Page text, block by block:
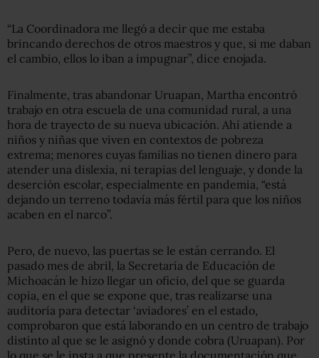
“La Coordinadora me llegó a decir que me estaba
brincando derechos de otros maestros y que, si me daban
el cambio, ellos lo iban a impugnar”, dice enojada.
Finalmente, tras abandonar Uruapan, Martha encontró
trabajo en otra escuela de una comunidad rural, a una
hora de trayecto de su nueva ubicación. Ahí atiende a
niños y niñas que viven en contextos de pobreza
extrema; menores cuyas familias no tienen dinero para
atender una dislexia, ni terapias del lenguaje, y donde la
deserción escolar, especialmente en pandemia, “está
dejando un terreno todavía más fértil para que los niños
acaben en el narco”.
Pero, de nuevo, las puertas se le están cerrando. El
pasado mes de abril, la Secretaría de Educación de
Michoacán le hizo llegar un oficio, del que se guarda
copia, en el que se expone que, tras realizarse una
auditoría para detectar ‘aviadores’ en el estado,
comprobaron que está laborando en un centro de trabajo
distinto al que se le asignó y donde cobra (Uruapan). Por
lo que se le insta a que presente la documentación que